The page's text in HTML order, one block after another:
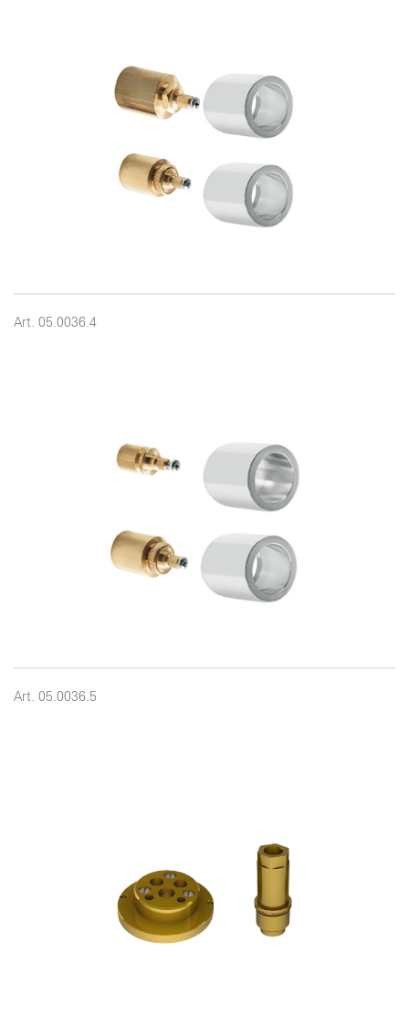
Art. 05.0036.4
Art. 05.0036.5